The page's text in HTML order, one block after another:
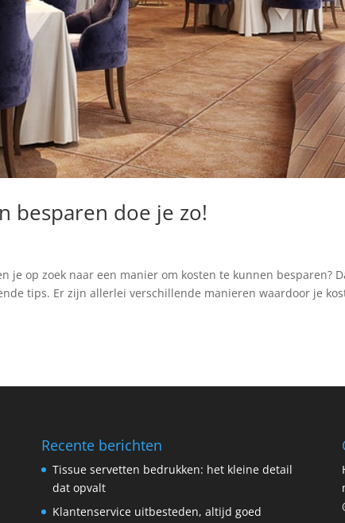
besparen doe je zo!
je op zoek naar een manier om kosten te kunnen besparen?
tips. Er zijn allerlei verschillende manieren waardoor je
Recente berichten
Tissue servetten bedrukken: het kleine detail
dat opvalt
Klantenservice uitbesteden, altijd goed